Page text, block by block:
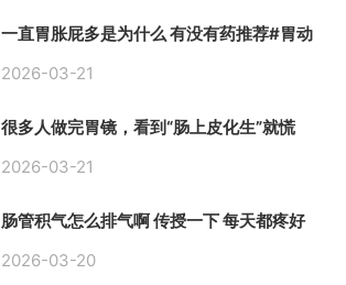
一直胃胀屁多是为什么 有没有药推荐#胃动
2026-03-21
很多人做完胃镜，看到“肠上皮化生”就慌
到底严不严重？
2026-03-21
肠管积气怎么排气啊 传授一下 每天都疼好
2026-03-20